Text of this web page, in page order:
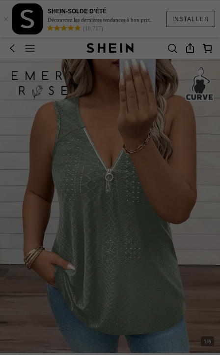
INSTALLER
×
SHEIN-SOLDE D'ÉTÉ
Découvrez les dernières tendances à bon prix.
(18,717)
1/6